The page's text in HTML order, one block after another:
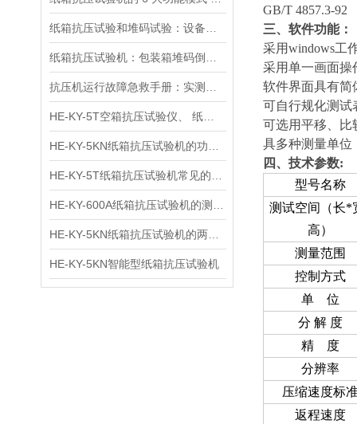
HE-KY-5KN智能型纸箱抗压试验机
GB/T 4857.3-92
三、软件功能：
采用windows工
采用单一画面操
软件界面具有简
可自行规化测试
可选用平移、比
具多种测量单位
四、技术参数:
型号名称
测试空间（长*
高）
测量范围
控制方式
单 位
分 解 度
精 度
分辨率
压缩速度标
返程速度